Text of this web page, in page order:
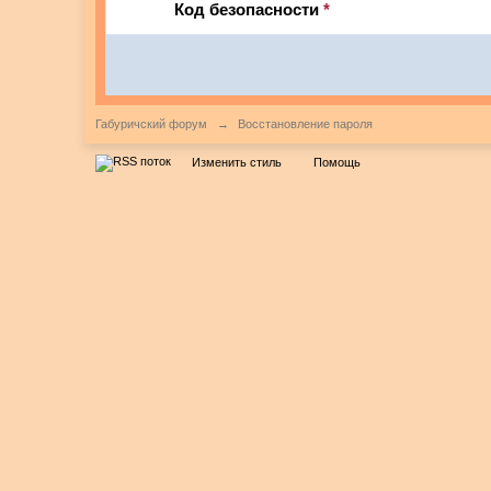
Код безопасности*
Габуричский форум → Восстановление пароля
Изменить стиль Помощь